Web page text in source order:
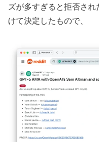
ズが多すぎると拒否さ
けて決定したもので、